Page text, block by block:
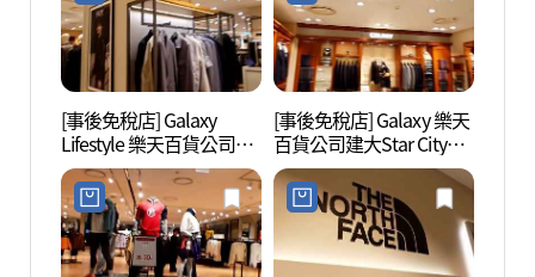
[事後免稅店] Galaxy
Lifestyle 樂天百貨公司建
大Star City店(갤럭시라이
프스타일 롯데백화점 건
대스타시티점)
[事後免稅店] Galaxy 樂天
百貨公司建大Star City店
(갤럭시 롯데백화점 건대
스타시티점)